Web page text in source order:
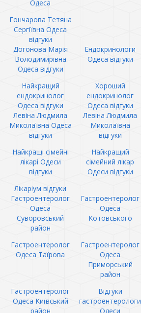
Одеса
Гончарова Тетяна
Сергіївна Одеса
відгуки
Догонова Марія
Володимирівна
Одеса відгуки
Ендокринологи
Одеса відгуки
Найкращий
ендокринолог
Одеса відгуки
Хороший
ендокринолог
Одеса відгуки
Левіна Людмила
Миколаївна Одеса
відгуки
Левіна Людмила
Миколаївна
відгуки
Найкращі сімейні
лікарі Одеси
відгуки
Найкращий
сімейний лікар
Одеси відгуки
Лікаріум відгуки
Гастроентеролог
Одеса
Суворовський
район
Гастроентеролог
Одеса
Котовського
Гастроентеролог
Одеса Таїрова
Гастроентеролог
Одеса
Приморський
район
Гастроентеролог
Одеса Київський
район
Відгуки
гастроентерологи
Одеси